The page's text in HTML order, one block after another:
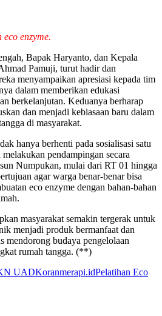
enzyme.
Bapak Haryanto, dan Kepala
Pamuji, turut hadir dan
menyampaikan apresiasi kepada tim
dalam memberikan edukasi
berkelanjutan. Keduanya berharap
dan menjadi kebiasaan baru dalam
di masyarakat.
hanya berhenti pada sosialisasi satu
pendampingan secara
Numpukan, mulai dari RT 01 hingga
agar warga benar-benar bisa
eco enzyme dengan bahan-bahan
masyarakat semakin tergerak untuk
menjadi produk bermanfaat dan
mendorong budaya pengelolaan
rumah tangga. (**)
UADKoranmerapi.idPelatihan Eco